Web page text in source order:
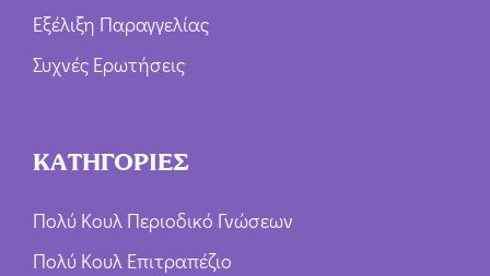
Εξέλιξη Παραγγελίας
Συχνές Ερωτήσεις
ΚΑΤΗΓΟΡΙΕΣ
Πολύ Κουλ Περιοδικό Γνώσεων
Πολύ Κουλ Επιτραπέζιο